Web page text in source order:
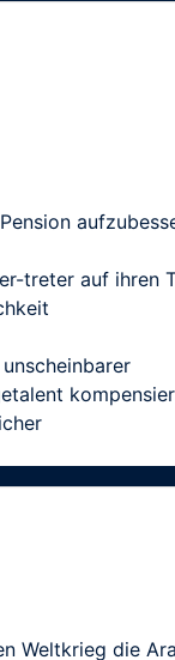
treter auf ihren
Weltkrieg die